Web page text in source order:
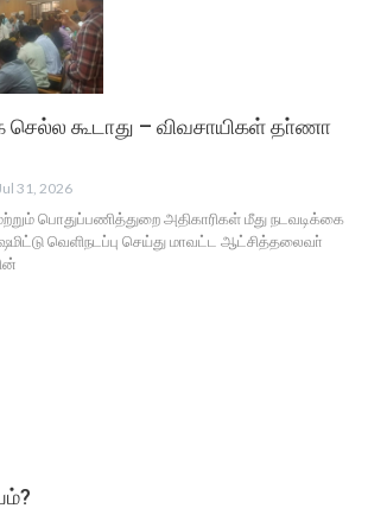
செல்ல கூடாது – விவசாயிகள் தா்ணா
Jul 31, 2026
பொதுப்பணித்துறை அதிகாரிகள் மீது நடவடிக்கை
வெளிநடப்பு செய்து மாவட்ட ஆட்சித்தலைவா்